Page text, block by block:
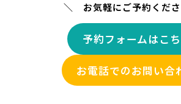
＼ お気軽にご予約くだ
予約フォームはこ
お電話でのお問い合